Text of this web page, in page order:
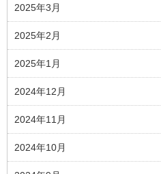
2025年3月
2025年2月
2025年1月
2024年12月
2024年11月
2024年10月